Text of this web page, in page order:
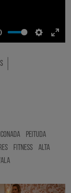
Settings
Peituda
Fitness
Alta